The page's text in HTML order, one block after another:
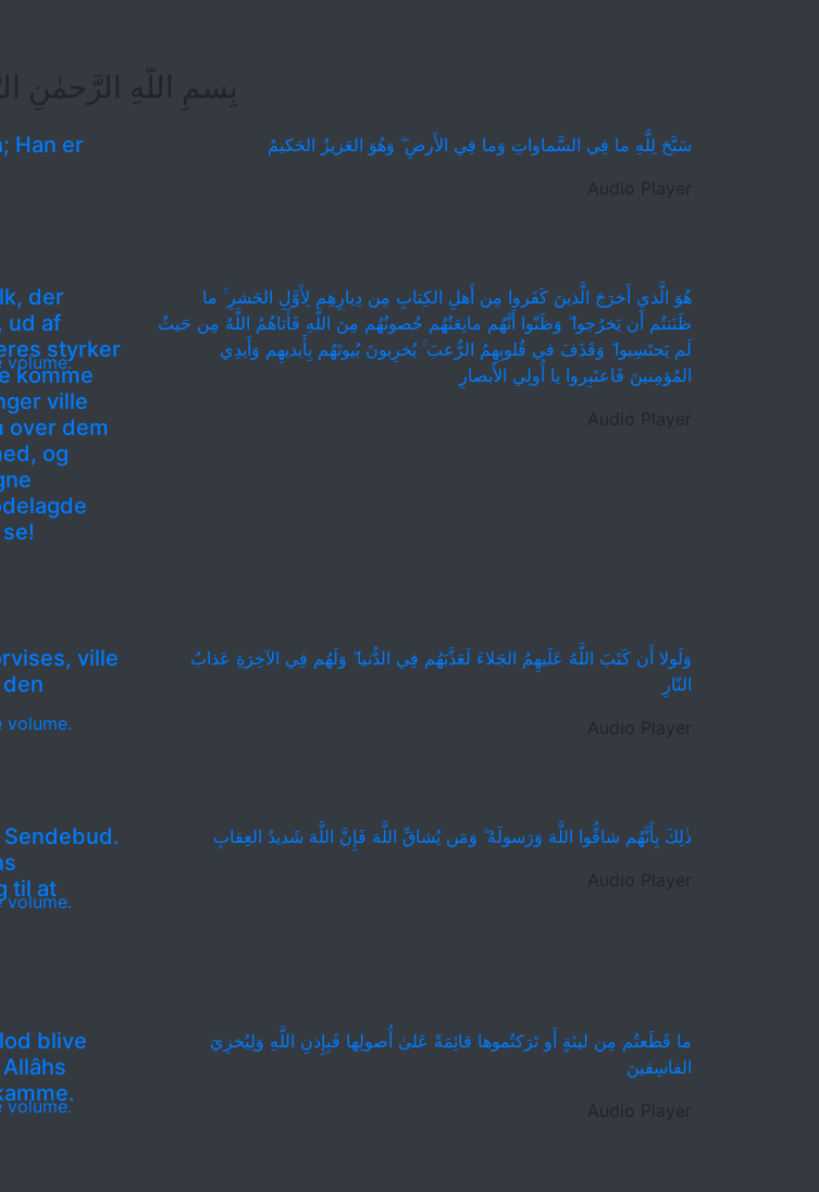
بِسمِ اللَّهِ الرَّحمٰنِ
Han er
volume.
سَبَّحَ لِلَّهِ ما فِي السَّماواتِ وَما فِي الأَرضِ ۖ وَهُوَ العَزيزُ الحَكيمُ
Audio Player
der
ud af
styrker
komme
ville
over dem
og
volume.
هُوَ الَّذي أَخرَجَ الَّذينَ كَفَروا مِن أَهلِ الكِتابِ مِن دِيارِهِم لِأَوَّلِ الحَشرِ ۚ ما
ظَنَنتُم أَن يَخرُجوا ۖ وَظَنّوا أَنَّهُم مانِعَتُهُم حُصونُهُم مِنَ اللَّهِ فَأَتاهُمُ اللَّهُ مِن حَيثُ
لَم يَحتَسِبوا ۖ وَقَذَفَ في قُلوبِهِمُ الرُّعبَ ۚ يُخرِبونَ بُيوتَهُم بِأَيديهِم وَأَيدِي
المُؤمِنينَ فَاعتَبِروا يا أُولِي الأَبصارِ
Audio Player
ville
volume.
وَلَولا أَن كَتَبَ اللَّهُ عَلَيهِمُ الجَلاءَ لَعَذَّبَهُم فِي الدُّنيا ۖ وَلَهُم فِي الآخِرَةِ عَذابُ
النّارِ
Audio Player
til at
volume.
ذٰلِكَ بِأَنَّهُم شاقُّوا اللَّهَ وَرَسولَهُ ۖ وَمَن يُشاقِّ اللَّهَ فَإِنَّ اللَّهَ شَديدُ العِقابِ
Audio Player
blive
ما قَطَعتُم مِن لينَةٍ أَو تَرَكتُموها قائِمَةً عَلىٰ أُصولِها فَبِإِذنِ اللَّهِ وَلِيُخزِيَ
الفاسِقينَ
Audio Player